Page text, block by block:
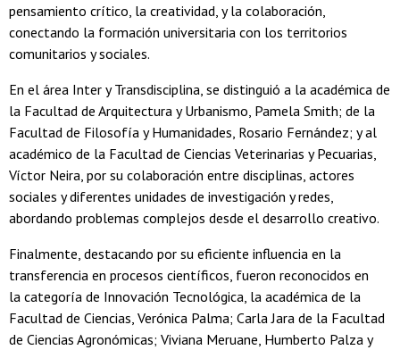
pensamiento crítico, la creatividad, y la colaboración,
conectando la formación universitaria con los territorios
comunitarios y sociales.
En el área Inter y Transdisciplina, se distinguió a la académica de
la Facultad de Arquitectura y Urbanismo, Pamela Smith; de la
Facultad de Filosofía y Humanidades, Rosario Fernández; y al
académico de la Facultad de Ciencias Veterinarias y Pecuarias,
Víctor Neira, por su colaboración entre disciplinas, actores
sociales y diferentes unidades de investigación y redes,
abordando problemas complejos desde el desarrollo creativo.
Finalmente, destacando por su eficiente influencia en la
transferencia en procesos científicos, fueron reconocidos en
la categoría de Innovación Tecnológica, la académica de la
Facultad de Ciencias, Verónica Palma; Carla Jara de la Facultad
de Ciencias Agronómicas; Viviana Meruane, Humberto Palza y